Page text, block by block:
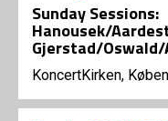
Sunday Sessions:
Hanousek/
Gjerstad/Oswald/
KoncertKirken,